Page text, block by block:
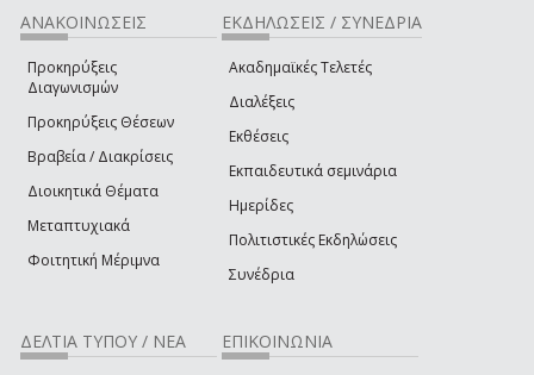
ΑΝΑΚΟΙΝΩΣΕΙΣ
Προκηρύξεις
Διαγωνισμών
Προκηρύξεις Θέσεων
Βραβεία / Διακρίσεις
Διοικητικά Θέματα
Μεταπτυχιακά
Φοιτητική Μέριμνα
ΕΚΔΗΛΩΣΕΙΣ / ΣΥΝΕΔΡΙΑ
Ακαδημαϊκές Τελετές
Διαλέξεις
Εκθέσεις
Εκπαιδευτικά σεμινάρια
Ημερίδες
Πολιτιστικές Εκδηλώσεις
Συνέδρια
ΔΕΛΤΙΑ ΤΥΠΟΥ / ΝΕΑ ΕΠΙΚΟΙΝΩΝΙΑ